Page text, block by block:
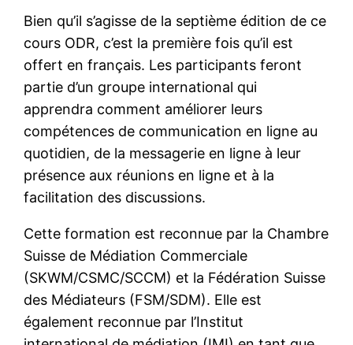
Bien qu’il s’agisse de la septième édition de ce
cours ODR, c’est la première fois qu’il est
offert en français. Les participants feront
partie d’un groupe international qui
apprendra comment améliorer leurs
compétences de communication en ligne au
quotidien, de la messagerie en ligne à leur
présence aux réunions en ligne et à la
facilitation des discussions.
Cette formation est reconnue par la Chambre
Suisse de Médiation Commerciale
(SKWM/CSMC/SCCM) et la Fédération Suisse
des Médiateurs (FSM/SDM). Elle est
également reconnue par l’Institut